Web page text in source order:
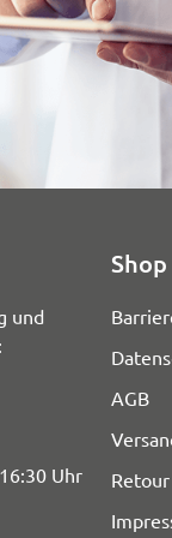
und
Uhr
AGB
Retour